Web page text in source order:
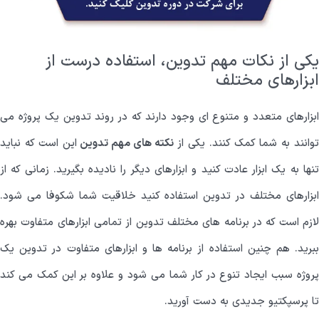
یکی از نکات مهم تدوین، استفاده درست از
ابزارهای مختلف
ابزارهای متعدد و متنوع ای وجود دارند که در روند تدوین یک پروژه می
توانند به شما کمک کنند. یکی ازنکته های مهم تدوین این است که نباید
تنها به یک ابزار عادت کنید و ابزارهای دیگر را نادیده بگیرید. زمانی که از
ابزارهای مختلف در تدوین استفاده کنید خلاقیت شما شکوفا می شود.
لازم است که در برنامه های مختلف تدوین از تمامی ابزارهای متفاوت بهره
ببرید. هم چنین استفاده از برنامه ها و ابزارهای متفاوت در تدوین یک
پروژه سبب ایجاد تنوع در کار شما می شود و علاوه بر این کمک می کند
تا پرسپکتیو جدیدی به دست آورید.